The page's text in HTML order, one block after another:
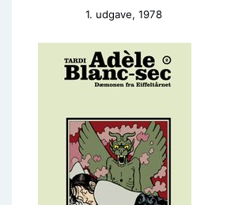
1. udgave, 1978